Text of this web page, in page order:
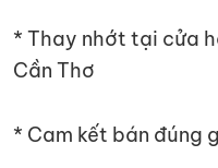
* Thay nhớt tại cửa
Cần Thơ
* Cam kết bán đúng